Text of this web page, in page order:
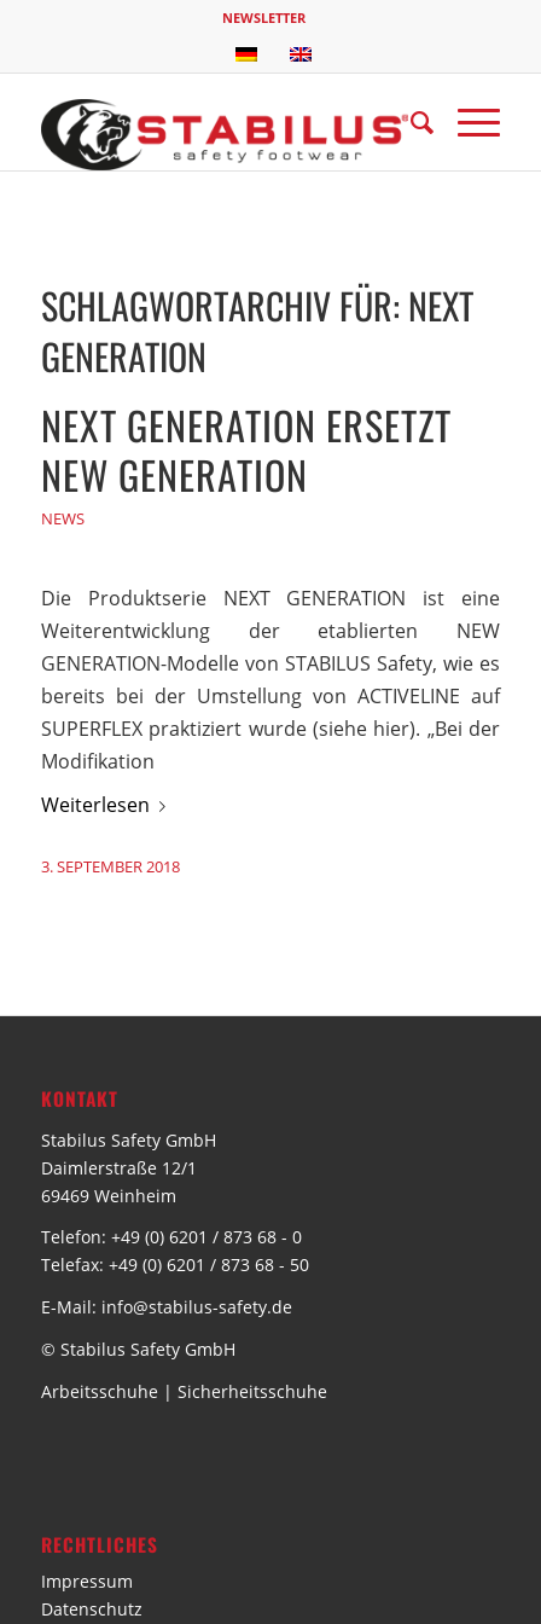
NEWSLETTER
SCHLAGWORTARCHIV FÜR: NEXT
GENERATION
NEXT GENERATION ERSETZT
NEW GENERATION
NEWS
Die Produktserie NEXT GENERATION ist eine
Weiterentwicklung der etablierten NEW
GENERATION-Modelle von STABILUS Safety, wie es
bereits bei der Umstellung von ACTIVELINE auf
SUPERFLEX praktiziert wurde (siehe hier). „Bei der
Modifikation
Weiterlesen
3. SEPTEMBER 2018
KONTAKT
Stabilus Safety GmbH
Daimlerstraße 12/1
69469 Weinheim
Telefon: +49 (0) 6201 / 873 68 - 0
Telefax: +49 (0) 6201 / 873 68 - 50
E-Mail: info@stabilus-safety.de
© Stabilus Safety GmbH
Arbeitsschuhe | Sicherheitsschuhe
RECHTLICHES
Impressum
Datenschutz